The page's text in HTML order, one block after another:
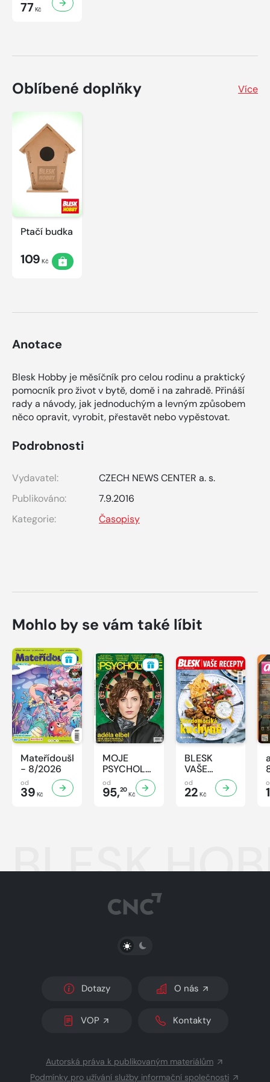
77 Kč
Oblíbené doplňky Více
Ptačí budka
109 Kč
Anotace
Blesk Hobby je měsíčník pro celou rodinu a praktický
pomocník pro život v bytě, domě i na zahradě. Přináší
rady a návody, jak jednoduchým a levným způsobem
něco opravit, vyrobit, přestavět nebo vypěstovat.
Podrobnosti
Vydavatel:
CZECH NEWS CENTER a. s.
Publikováno:
7.9.2016
Kategorie:
Časopisy
Mohlo by se vám také líbit
Mateřídouška
- 8/2026
od
39 Kč
MOJE
PSYCHOLOGIE
- 8/2026
od
95,20
Kč
BLESK
VAŠE
RECEPTY -
8/2026
od
22 Kč
BLESK
PŘEPNOUT SVĚTLÝ/TMAVÝ REŽIM
Dotazy O nás
VOP Kontakty
Autorská práva k publikovaným materiálům
Podmínky pro užívání služby informační společnosti